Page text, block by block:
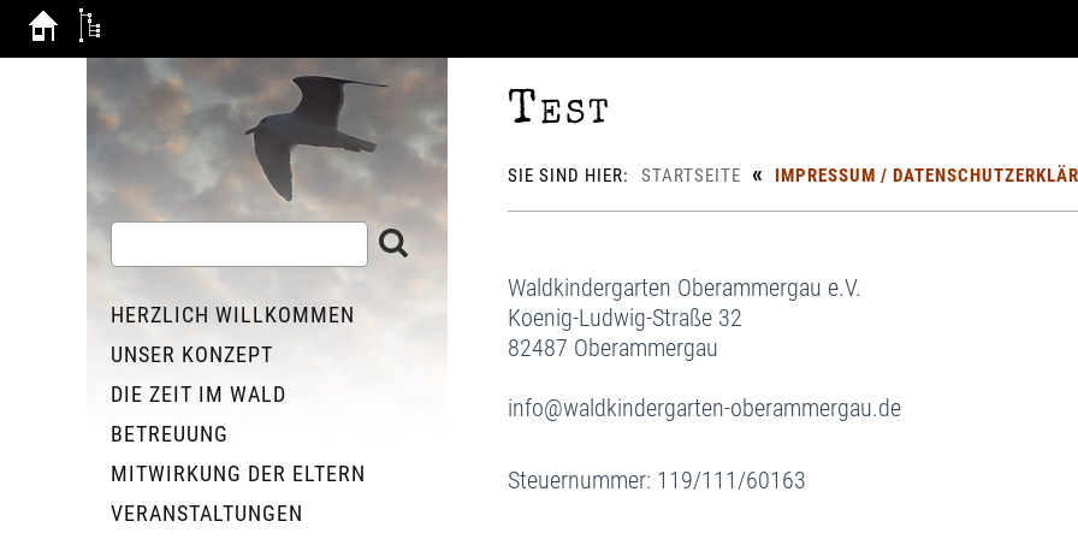
Test
SIE SIND HIER: STARTSEITE « IMPRESSUM /
Waldkindergarten Oberammergau e.V.
Koenig-Ludwig-Straße 32
82487 Oberammergau
info@waldkindergarten-oberammergau.de
Steuernummer: 119/111/60163
HERZLICH WILLKOMMEN
UNSER KONZEPT
DIE ZEIT IM WALD
BETREUUNG
MITWIRKUNG DER ELTERN
VERANSTALTUNGEN